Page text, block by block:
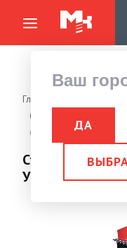
Ваш
ДА
Главная страница
Оборудование для
Станция для прогрева
Станция для
У1